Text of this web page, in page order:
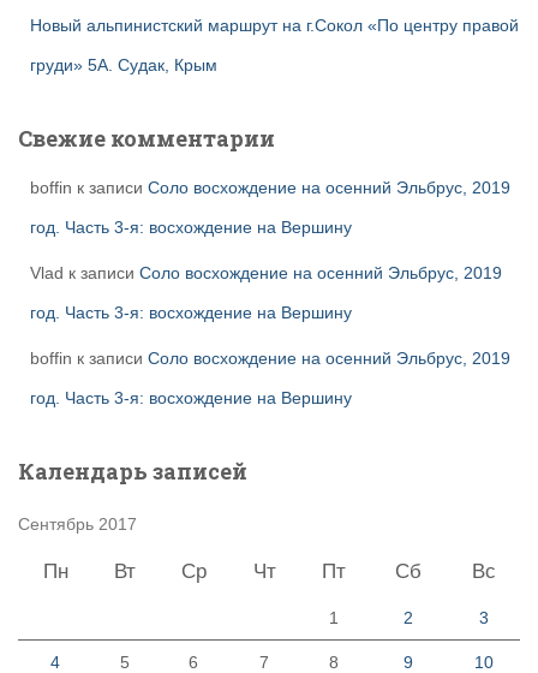
Новый альпинистский маршрут на г.Сокол «По центру правой
груди» 5А. Судак, Крым
Свежие комментарии
boffin к записи Соло восхождение на осенний Эльбрус, 2019
год. Часть 3-я: восхождение на Вершину
Vlad к записи Соло восхождение на осенний Эльбрус, 2019
год. Часть 3-я: восхождение на Вершину
boffin к записи Соло восхождение на осенний Эльбрус, 2019
год. Часть 3-я: восхождение на Вершину
Календарь записей
Сентябрь 2017
Пн Вт Ср Чт Пт Сб Вс
1 2 3
4 5 6 7 8 9 10